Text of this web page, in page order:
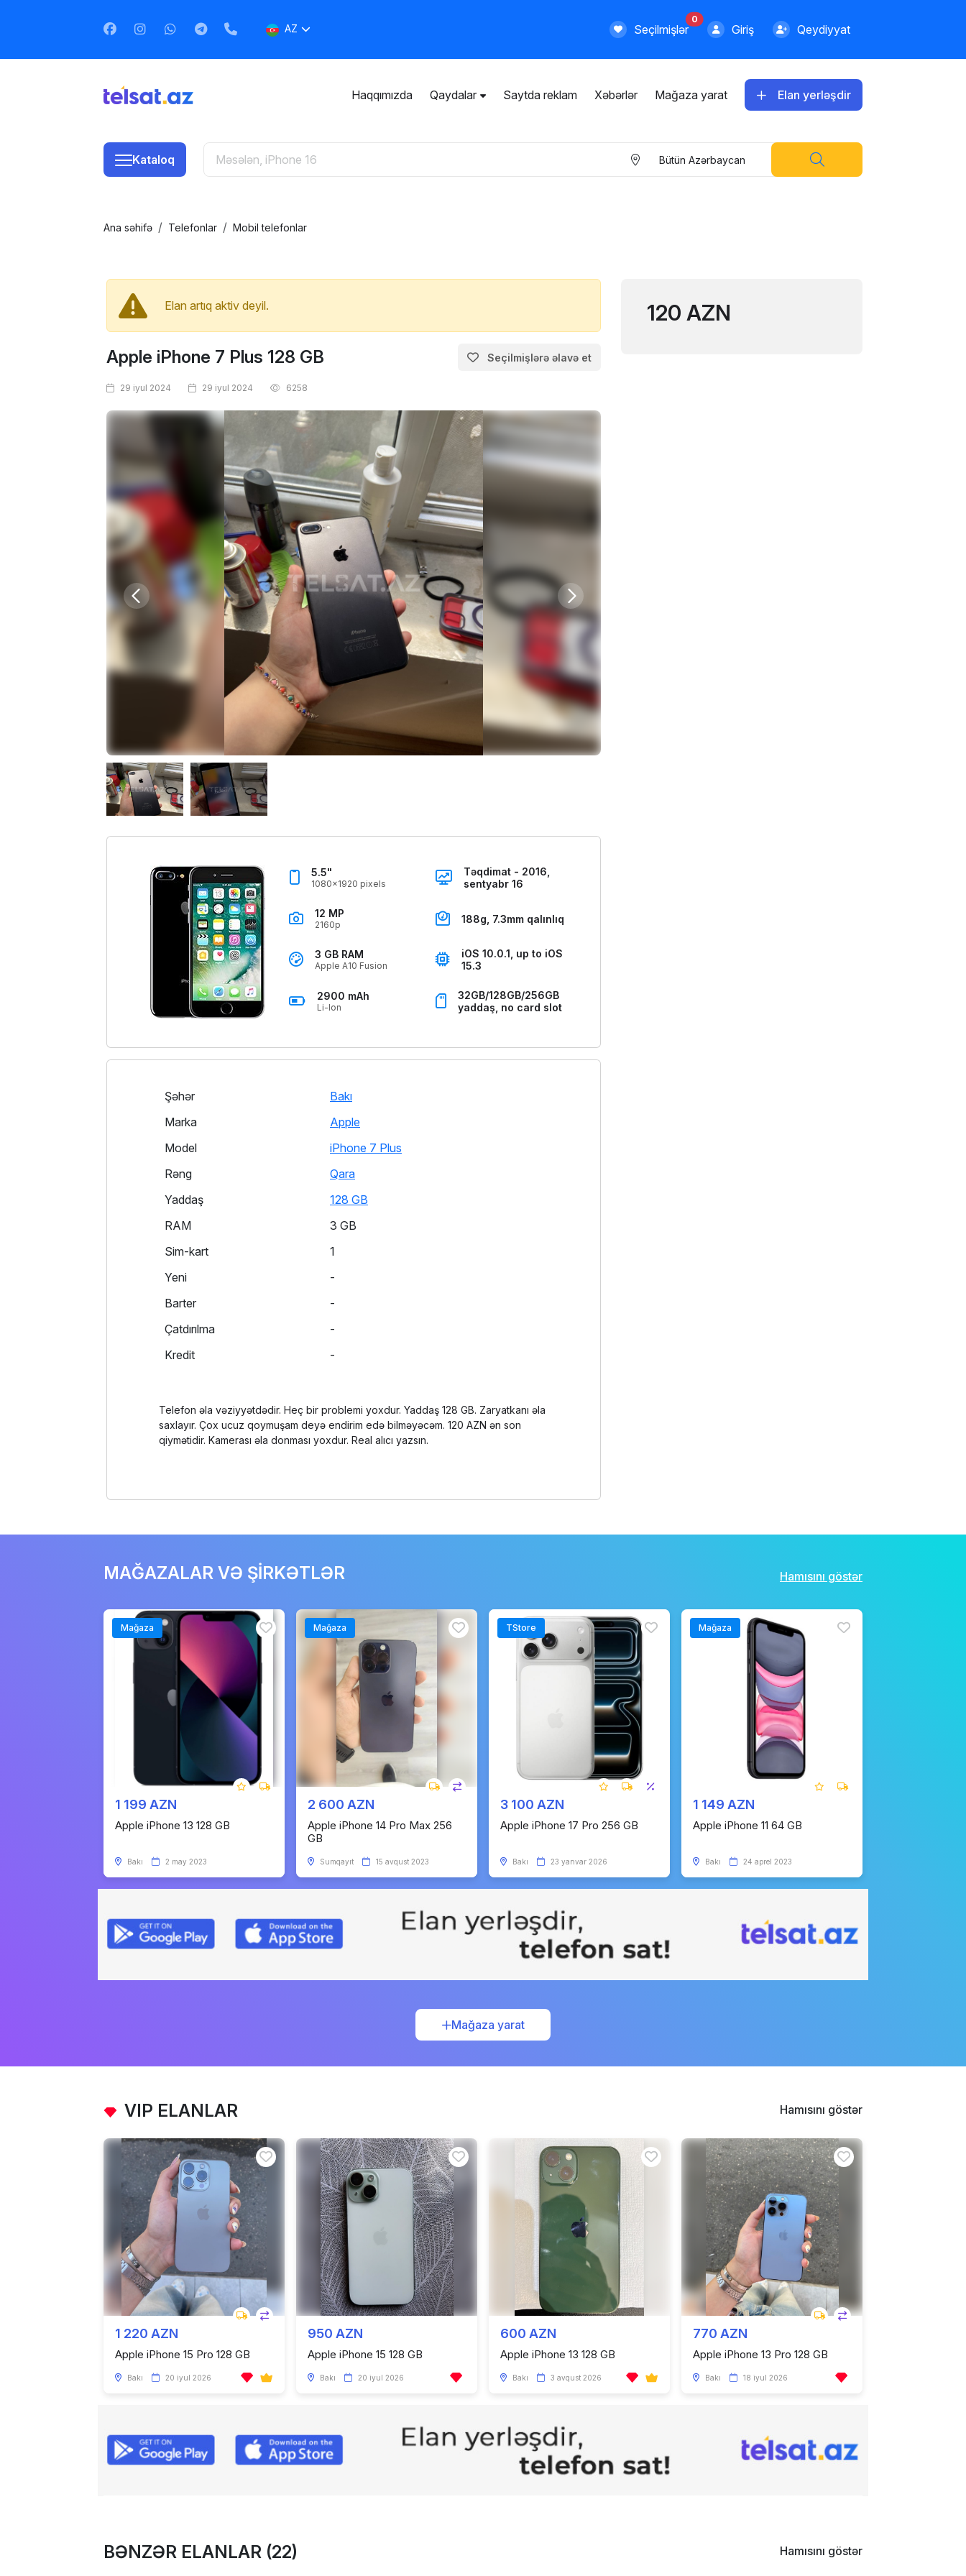
AZ Seçilmişlər
0
Giriş Qeydiyyat
Haqqımızda Qaydalar Saytda reklam Xəbərlər Mağaza yarat Elan yerləşdir
Kataloq Bütün Azərbaycan
Ana səhifə Telefonlar Mobil telefonlar
Elan artıq aktiv deyil.
Apple iPhone 7 Plus 128 GB Seçilmişlərə əlavə et
29 iyul 2024 29 iyul 2024 6258
5.5"
1080x1920 pixels
Təqdimat - 2016,
sentyabr 16
12 MP
2160p 188g, 7.3mm qalınlıq
3 GB RAM
Apple A10 Fusion
iOS 10.0.1, up to iOS
15.3
2900 mAh
Li-Ion
32GB/128GB/256GB
yaddaş, no card slot
Şəhər
Bakı
Marka
Apple
Model
iPhone 7 Plus
Rəng
Qara
Yaddaş
128 GB
RAM
3 GB
Sim-kart
1
Yeni
-
Barter
-
Çatdırılma
-
Kredit
-
Telefon əla vəziyyətdədir. Heç bir problemi yoxdur. Yaddaş 128 GB. Zaryatkanı əla
saxlayır. Çox ucuz qoymuşam deyə endirim edə bilməyəcəm. 120 AZN ən son
qiymətidir. Kamerası əla donması yoxdur. Real alıcı yazsın.
120 AZN
MAĞAZALAR VƏ ŞİRKƏTLƏR Hamısını göstər
Mağaza
1 199 AZN
Apple iPhone 13 128 GB
Bakı 2 may 2023
Mağaza
2 600 AZN
Apple iPhone 14 Pro Max 256
GB
Sumqayıt 15 avqust 2023
TStore
3 100 AZN
Apple iPhone 17 Pro 256 GB
Bakı 23 yanvar 2026
Mağaza
1 149 AZN
Apple iPhone 11 64 GB
Bakı 24 aprel 2023
Mağaza yarat
VIP ELANLAR Hamısını göstər
1 220 AZN
Apple iPhone 15 Pro 128 GB
Bakı 20 iyul 2026
950 AZN
Apple iPhone 15 128 GB
Bakı 20 iyul 2026
600 AZN
Apple iPhone 13 128 GB
Bakı 3 avqust 2026
770 AZN
Apple iPhone 13 Pro 128 GB
Bakı 18 iyul 2026
BƏNZƏR ELANLAR (22) Hamısını göstər